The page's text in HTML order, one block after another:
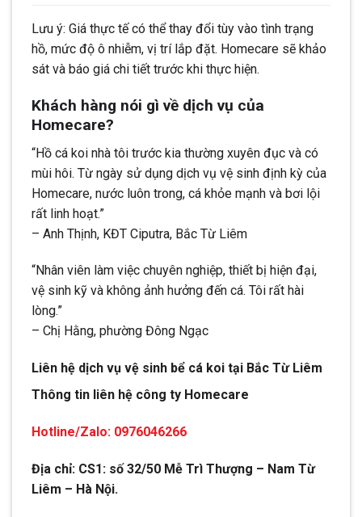
Lưu ý: Giá thực tế có thể thay đổi tùy vào tình trạng
hồ, mức độ ô nhiễm, vị trí lắp đặt. Homecare sẽ khảo
sát và báo giá chi tiết trước khi thực hiện.
Khách hàng nói gì về dịch vụ của
Homecare?
“Hồ cá koi nhà tôi trước kia thường xuyên đục và có
mùi hôi. Từ ngày sử dụng dịch vụ vệ sinh định kỳ của
Homecare, nước luôn trong, cá khỏe mạnh và bơi lội
rất linh hoạt.”
– Anh Thịnh, KĐT Ciputra, Bắc Từ Liêm
“Nhân viên làm việc chuyên nghiệp, thiết bị hiện đại,
vệ sinh kỹ và không ảnh hưởng đến cá. Tôi rất hài
lòng.”
– Chị Hằng, phường Đông Ngạc
Liên hệ dịch vụ vệ sinh bể cá koi tại Bắc Từ Liêm
Thông tin liên hệ công ty Homecare
Hotline/Zalo: 0976046266
Địa chỉ: CS1: số 32/50 Mễ Trì Thượng – Nam Từ
Liêm – Hà Nội.